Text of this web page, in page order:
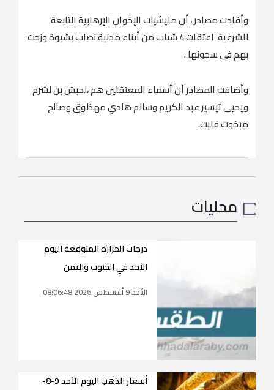
وأفادت مصادر ، أن مليشيات الإخوان الإرهابية التابعة
للشرعية اعتقلت 4 شباب من أبناء مدنية نصاب بشبوة وزجت
بهم في سجونها .
وأضافت المصادر أن أسماء المعتقلين هم ،لحبش بن لشرم
ويحيى تيسير عبد الكريم وسالم هادي مهذلوق وصالح
مبخوت فليت.
محليات
درجات الحرارة المتوقعة اليوم
الأحد في الجنوب واليمن
الأحد 9 أغسطس 2026 08:06:48
أسعار الذهب اليوم الأحد 9-8-